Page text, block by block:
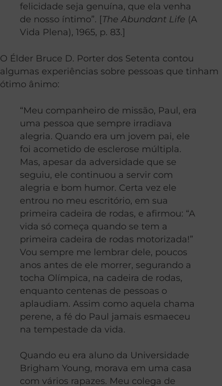
felicidade seja genuína, que ela venha
de nosso íntimo”. [The Abundant Life (A
Vida Plena), 1965, p. 83.]
O Élder Bruce D. Porter dos Setenta contou
algumas experiências sobre pessoas que tinham
ótimo ânimo:
“Meu companheiro de missão, Paul, era
uma pessoa que sempre irradiava
alegria. Quando era um jovem pai, ele
foi acometido de esclerose múltipla.
Mas, apesar da adversidade que se
seguiu, ele continuou a servir com
alegria e bom humor. Certa vez ele
entrou no meu escritório, em sua
primeira cadeira de rodas, e afirmou: “A
vida só começa quando se tem a
primeira cadeira de rodas motorizada!”
Vou sempre me lembrar dele, poucos
anos antes de ele morrer, segurando a
tocha Olímpica, na cadeira de rodas,
enquanto centenas de pessoas o
aplaudiam. Assim como aquela chama
perene, a fé do Paul jamais esmaeceu
na tempestade da vida.
Quando eu era aluno da Universidade
Brigham Young, morava em uma casa
com vários rapazes. Meu colega de